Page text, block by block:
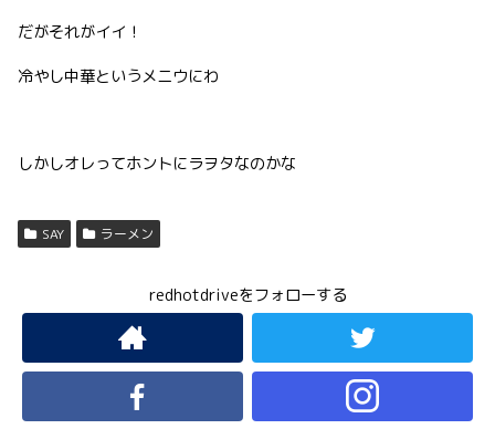
だがそれがイイ！
冷やし中華というメニウにわ
しかしオレってホントにラヲタなのかな
SAY ラーメン
redhotdriveをフォローする